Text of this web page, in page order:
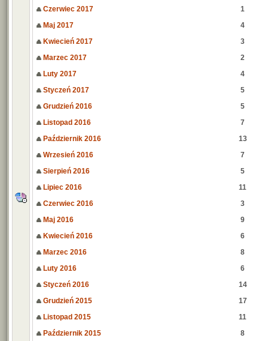
Czerwiec 2017
1
Maj 2017
4
Kwiecień 2017
3
Marzec 2017
2
Luty 2017
4
Styczeń 2017
5
Grudzień 2016
5
Listopad 2016
7
Październik 2016
13
Wrzesień 2016
7
Sierpień 2016
5
Lipiec 2016
11
Czerwiec 2016
3
Maj 2016
9
Kwiecień 2016
6
Marzec 2016
8
Luty 2016
6
Styczeń 2016
14
Grudzień 2015
17
Listopad 2015
11
Październik 2015
8